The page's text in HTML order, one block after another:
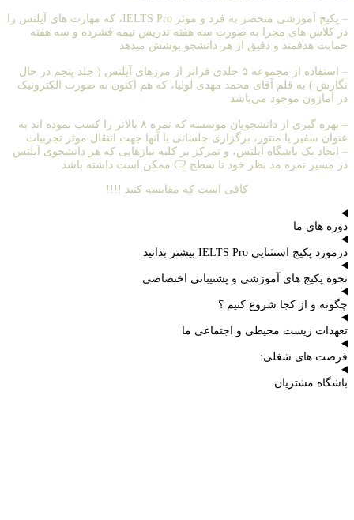
– پکیج آموزشی منحصر به فرد و موثر IELTS Pro، که مهارت های آیلتس را
در کلاس های مجرا به صورت سه هفته تدریس نیمه فشرده و سه هفته
حمایت هدفمند و دقیق از هر دانشجو پوشش میدهد
– استفاده از مجموعه ۵ جلدی فراتر از مرزهای آیلتس ( جلد پنجم در حال
نگارش ) به قلم آقای محمد مهدی لولیا، که هم اکنون به صورت الکترونیک
در آمازون موجود می‌باشد
– بهره گیری از دانشجویان موسسه که نمره ۸ ‌بالاتر را کسب نموده اند به
عنوان سفیر یا منتور، برگزاری جلساتی با آنها جهت انتقال موثر تجربیات
– ایجاد یک باشگاه آیلتس، و تمرکز بر کلیه نیازهایی که هر دانشجوی آیلتس
در مسیر نمره مد نظر خود تا سطح C2 ممکن است داشته باشد
کافی است که مقایسه کنید !!!!
دوره های ما
درمورد پکیج استثنایی IELTS Pro بیشتر بدانید
نحوه پکیج های آموزشی و پشتیبانی اختصاصی
چگونه و از کجا شروع کنیم ؟
تعهدات زیست محیطی و اجتماعی ما
فرصت های شغلی:
باشگاه مشتریان